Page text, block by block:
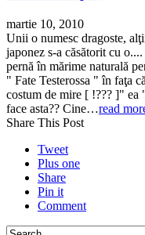
martie 10, 2010
Unii o numesc dragoste,
japonez s-a căsătorit cu
pernă în mărime naturală
" Fate Testerossa " în faţa
costum de mire [ !??? ]" ea
face asta?? Cine…read
Share This Post
Tweet
Plus one
Share
Pin it
Comment